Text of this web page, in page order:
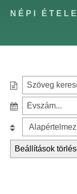
NÉPI
e
c
h
z
é
e
s
Beállítások